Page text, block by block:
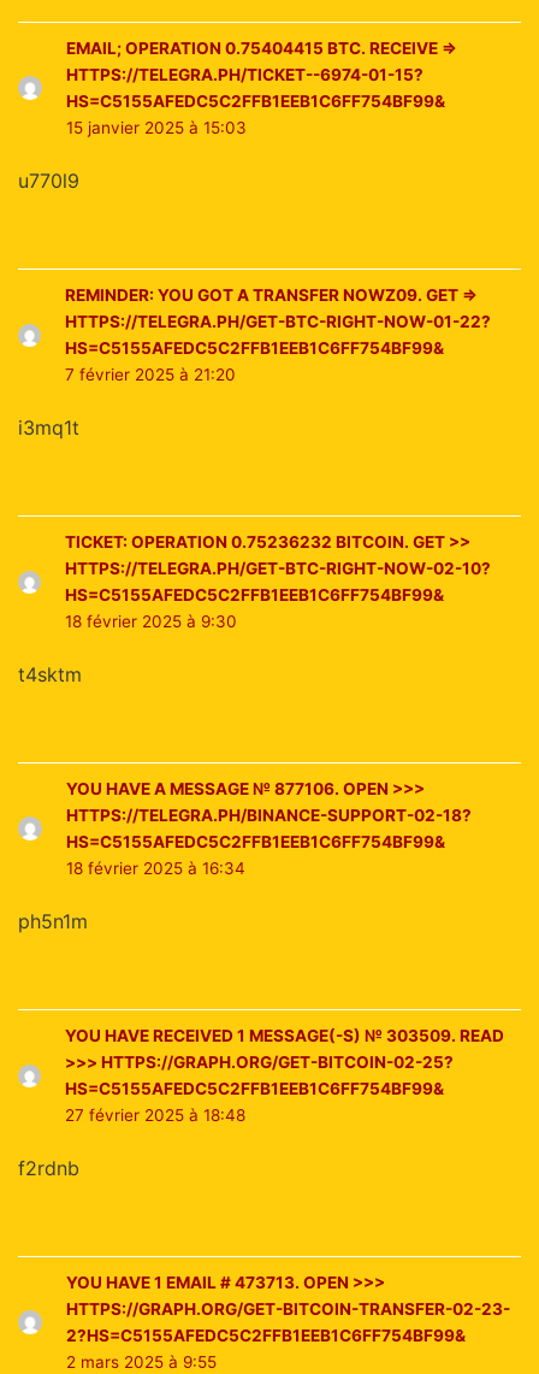
EMAIL; OPERATION 0.75404415 BTC. RECEIVE =>
HTTPS://TELEGRA.PH/TICKET--6974-01-15?
HS=C5155AFEDC5C2FFB1EEB1C6FF754BF99&
15 janvier 2025 à 15:03
u770l9
REMINDER: YOU GOT A TRANSFER NOWZ09. GET =>
HTTPS://TELEGRA.PH/GET-BTC-RIGHT-NOW-01-22?
HS=C5155AFEDC5C2FFB1EEB1C6FF754BF99&
7 février 2025 à 21:20
i3mq1t
TICKET: OPERATION 0.75236232 BITCOIN. GET >>
HTTPS://TELEGRA.PH/GET-BTC-RIGHT-NOW-02-10?
HS=C5155AFEDC5C2FFB1EEB1C6FF754BF99&
18 février 2025 à 9:30
t4sktm
YOU HAVE A MESSAGE № 877106. OPEN >>>
HTTPS://TELEGRA.PH/BINANCE-SUPPORT-02-18?
HS=C5155AFEDC5C2FFB1EEB1C6FF754BF99&
18 février 2025 à 16:34
ph5n1m
YOU HAVE RECEIVED 1 MESSAGE(-S) № 303509. READ
>>> HTTPS://GRAPH.ORG/GET-BITCOIN-02-25?
HS=C5155AFEDC5C2FFB1EEB1C6FF754BF99&
27 février 2025 à 18:48
f2rdnb
YOU HAVE 1 EMAIL # 473713. OPEN >>>
HTTPS://GRAPH.ORG/GET-BITCOIN-TRANSFER-02-23-
2?HS=C5155AFEDC5C2FFB1EEB1C6FF754BF99&
2 mars 2025 à 9:55